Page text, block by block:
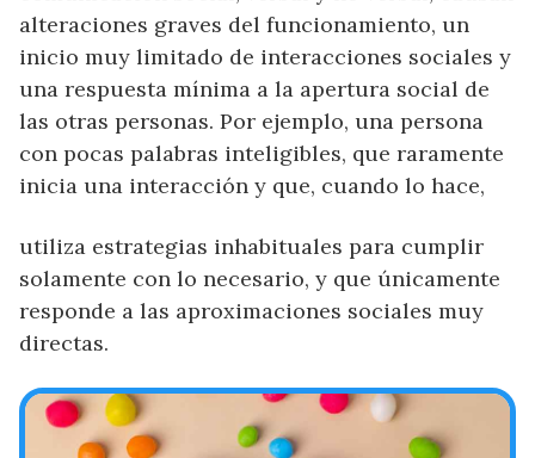
alteraciones graves del funcionamiento, un
inicio muy limitado de interacciones sociales y
una respuesta mínima a la apertura social de
las otras personas. Por ejemplo, una persona
con pocas palabras inteligibles, que raramente
inicia una interacción y que, cuando lo hace,
utiliza estrategias inhabituales para cumplir
solamente con lo necesario, y que únicamente
responde a las aproximaciones sociales muy
directas.